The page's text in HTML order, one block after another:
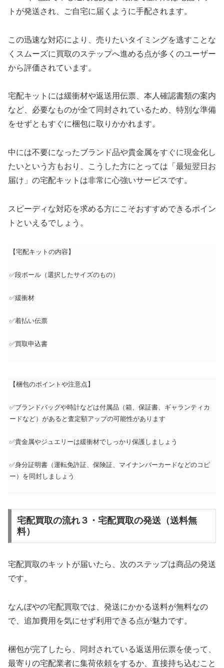
トが発送され、ご自宅に届くように手配されます。
この迅速な対応により、売りたいタイミングを逃すことな
くスムーズに買取のステップへ進める点が多くのユーザー
から評価されています。
宅配キットには緩衝材や返送用伝票、本人確認書類の案内
など、必要なものが全て同封されているため、特別な準備
をせずともすぐに梱包に取りかかれます。
中には不要になったブランド品や貴金属をすぐに現金化し
たいという方もおり、こうした方にとっては「最短翌日お
届け」の宅配キットは非常に心強いサービスです。
スピーディな対応を求める方にこそおすすめできるポイン
トといえるでしょう。
【宅配キットの内容】
✅段ボール（選択したサイズのもの）
✅緩衝材
✅着払い伝票
✅買取申込書
【梱包のポイントや注意点】
✅ブランドバッグや時計などは付属品（箱、保証書、ギャランティカ
ードなど）があると査定額アップの可能性があります
✅貴金属やジュエリーは緩衝材でしっかり保護しましょう
✅身分証明書（運転免許証、保険証、マイナンバーカードなどのコピ
ー）を同封しましょう
宅配買取の流れ３・宅配買取の発送（送料無
料）
宅配買取のキットが届いたら、次のステップは商品の発送
です。
なんぼやの宅配買取では、発送にかかる送料が無料なの
で、追加費用を気にせず利用できる点が魅力です。
梱包が完了したら、同封されている返送用伝票を使って、
最寄りの宅配業者に集荷依頼をするか、直接持ち込むこと